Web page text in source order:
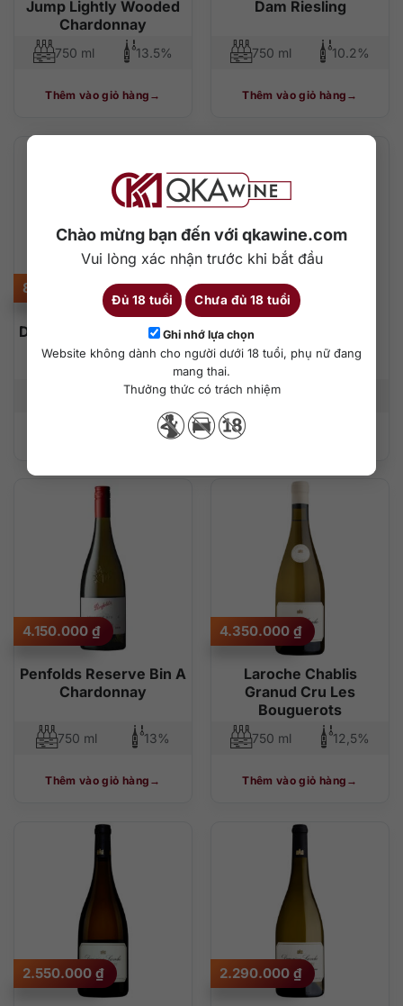
Chào mừng bạn đến với qkawine.com
Vui lòng xác nhận trước khi bắt đầu
Đủ 18 tuổi Chưa đủ 18 tuổi
Ghi nhớ lựa chọn
Website không dành cho người dưới 18 tuổi, phụ nữ đang
mang thai.
Thưởng thức có trách nhiệm
Jump Lightly Wooded
Chardonnay
750 ml 13.5%
Thêm vào giỏ hàng
Dam Riesling
750 ml 10.2%
Thêm vào giỏ hàng
D’Arenberg The Broken
Fishplate Sauvignon
840.000
12.5%
Grosset Piccadilly
Chardonnay
3.010.000₫
750 ml
Thêm vào giỏ hàng
Penfolds Reserve Bin A
Chardonnay
4.150.000 ₫
750 ml 13%
Thêm vào giỏ hàng
Laroche Chablis
Granud Cru Les
Bouguerots
4.350.000 ₫
750 ml 12,5%
Thêm vào giỏ hàng
2.550.000 ₫ 2.290.000 ₫